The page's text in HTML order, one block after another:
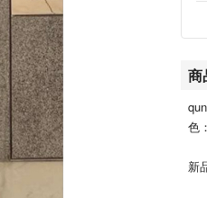
商
色
新